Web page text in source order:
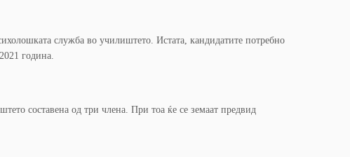
служба во училиштето. Истата, кандидатите потребно
година.
составена од три члена. При тоа ќе се земаат предвид